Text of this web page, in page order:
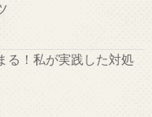
る！私が実践した対処